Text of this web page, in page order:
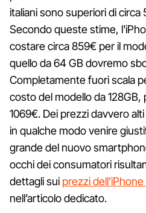
italiani sono superiori di circa
Secondo queste stime,
costare circa 859€ per il
quello da 64 GB dovremo
Completamente fuori scala
costo del modello da 128GB,
1069€. Dei prezzi davvero
in qualche modo venire
grande del nuovo
occhi dei consumatori
dettagli sui prezzi
nell’articolo dedicato.